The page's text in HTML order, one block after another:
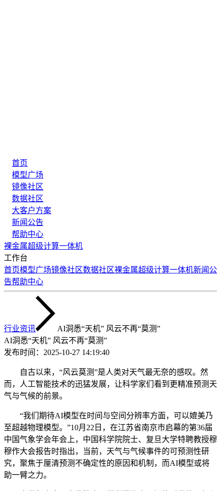
首页
模型广场
镜像社区
数据社区
大客户方案
新闻公告
帮助中心
裸金属超级计算一体机
工作台
首页模型广场镜像社区数据社区裸金属超级计算一体机新闻公
告帮助中心
行业资讯
AI洞悉“天机” 风云不再“莫测”
AI洞悉“天机” 风云不再“莫测”
发布时间： 2025-10-27 14:19:40
自古以来，“风云莫测”是人类对天气最无奈的感叹。然
而，人工智能技术的迅猛发展，让科学家们看到更精准预测天
气与气候的前景。
“我们期待AI模型在时间与空间分辨率方面，可以媲美乃
至超越物理模型。”10月22日，在江苏省南京市启幕的第36届
中国气象学会年会上，中国科学院院士、复旦大学特聘教授穆
穆作大会报告时指出，当前，天气与气候事件的可预测性研
究，聚焦于厘清预测不确定性的原因和机制，而AI模型或将
助一臂之力。